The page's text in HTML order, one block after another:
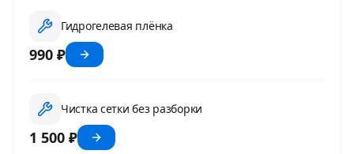
Гидрогелевая плёнка
990 ₽
Чистка сетки без разборки
1 500 ₽